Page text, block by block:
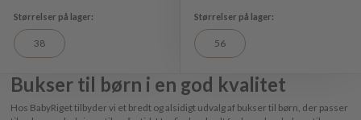
38 56
Bukser til børn i en god kvalitet
Hos BabyRiget tilbyder vi et bredt og alsidigt udvalg af bukser til børn, der passer